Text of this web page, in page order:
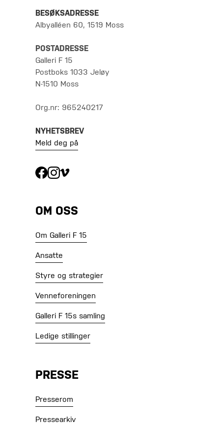
BESØKSADRESSE
Albyalléen 60, 1519 Moss
POSTADRESSE
Galleri F 15
Postboks 1033 Jeløy
N-1510 Moss
Org.nr: 965240217
NYHETSBREV
Meld deg på
OM OSS
Om Galleri F 15
Ansatte
Styre og strategier
Venneforeningen
Galleri F 15s samling
Ledige stillinger
PRESSE
Presserom
Pressearkiv